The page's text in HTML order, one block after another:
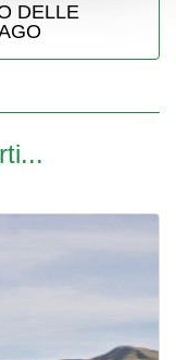
DELLE